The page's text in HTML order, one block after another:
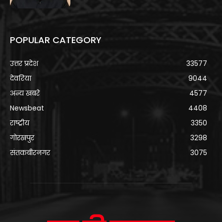
POPULAR CATEGORY
उत्तर प्रदेश
33577
देवरिया
9044
अन्य खबरे
4577
Newsbeat
4408
राष्ट्रीय
3350
गोरखपुर
3298
संतकबीरनगर
3075